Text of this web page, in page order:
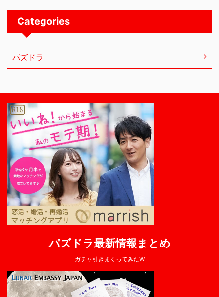
Categories
パズドラ
パズドラ最新情報まとめ
ガチャ引きまくってみたW